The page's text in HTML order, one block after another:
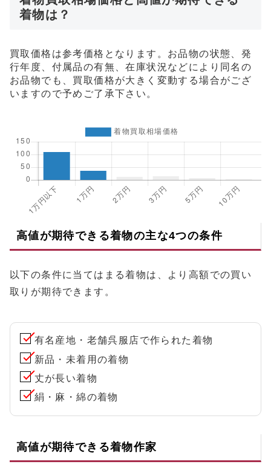
着物は？
買取価格は参考価格となります。お品物の状態、発
行年度、付属品の有無、在庫状況などにより同名の
お品物でも、買取価格が大きく変動する場合がござ
いますので予めご了承下さい。
高値が期待できる着物の主な4つの条件
以下の条件に当てはまる着物は、より高額での買い
取りが期待できます。
有名産地・老舗呉服店で作られた着物
新品・未着用の着物
丈が長い着物
絹・麻・綿の着物
高値が期待できる着物作家